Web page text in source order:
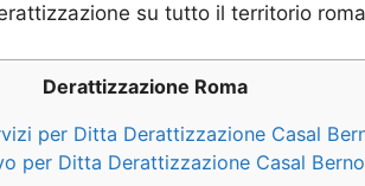
su tutto il territorio
Derattizzazione Roma
per Ditta Derattizzazione Casal
per Ditta Derattizzazione Casal